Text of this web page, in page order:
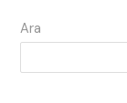
Ara